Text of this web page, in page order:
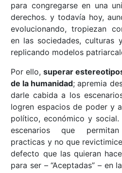
para congregarse en una
derechos. y todavía hoy,
evolucionando, tropiezan
en las sociedades, culturas
replicando modelos
Por ello,superar
de la humanidad; apremia
darle cabida a los
logren espacios de poder y
político, económico y
escenarios que
practicas y no que
defecto que las quieran
para ser – “Aceptadas” – en